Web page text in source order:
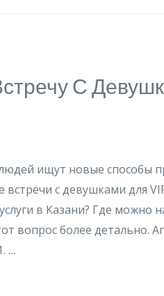
С
ищут новые способы
с девушками для
в Казани? Где можно
вопрос более детально.
…